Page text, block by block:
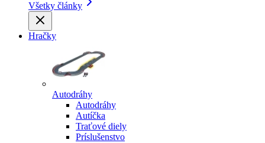
Všetky články
Hračky
Autodráhy
Autodráhy
Autíčka
Traťové diely
Príslušenstvo